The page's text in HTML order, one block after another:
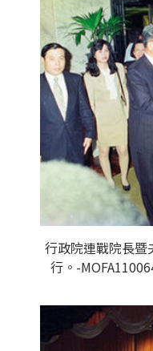
行政院連戰院長暨
行。-